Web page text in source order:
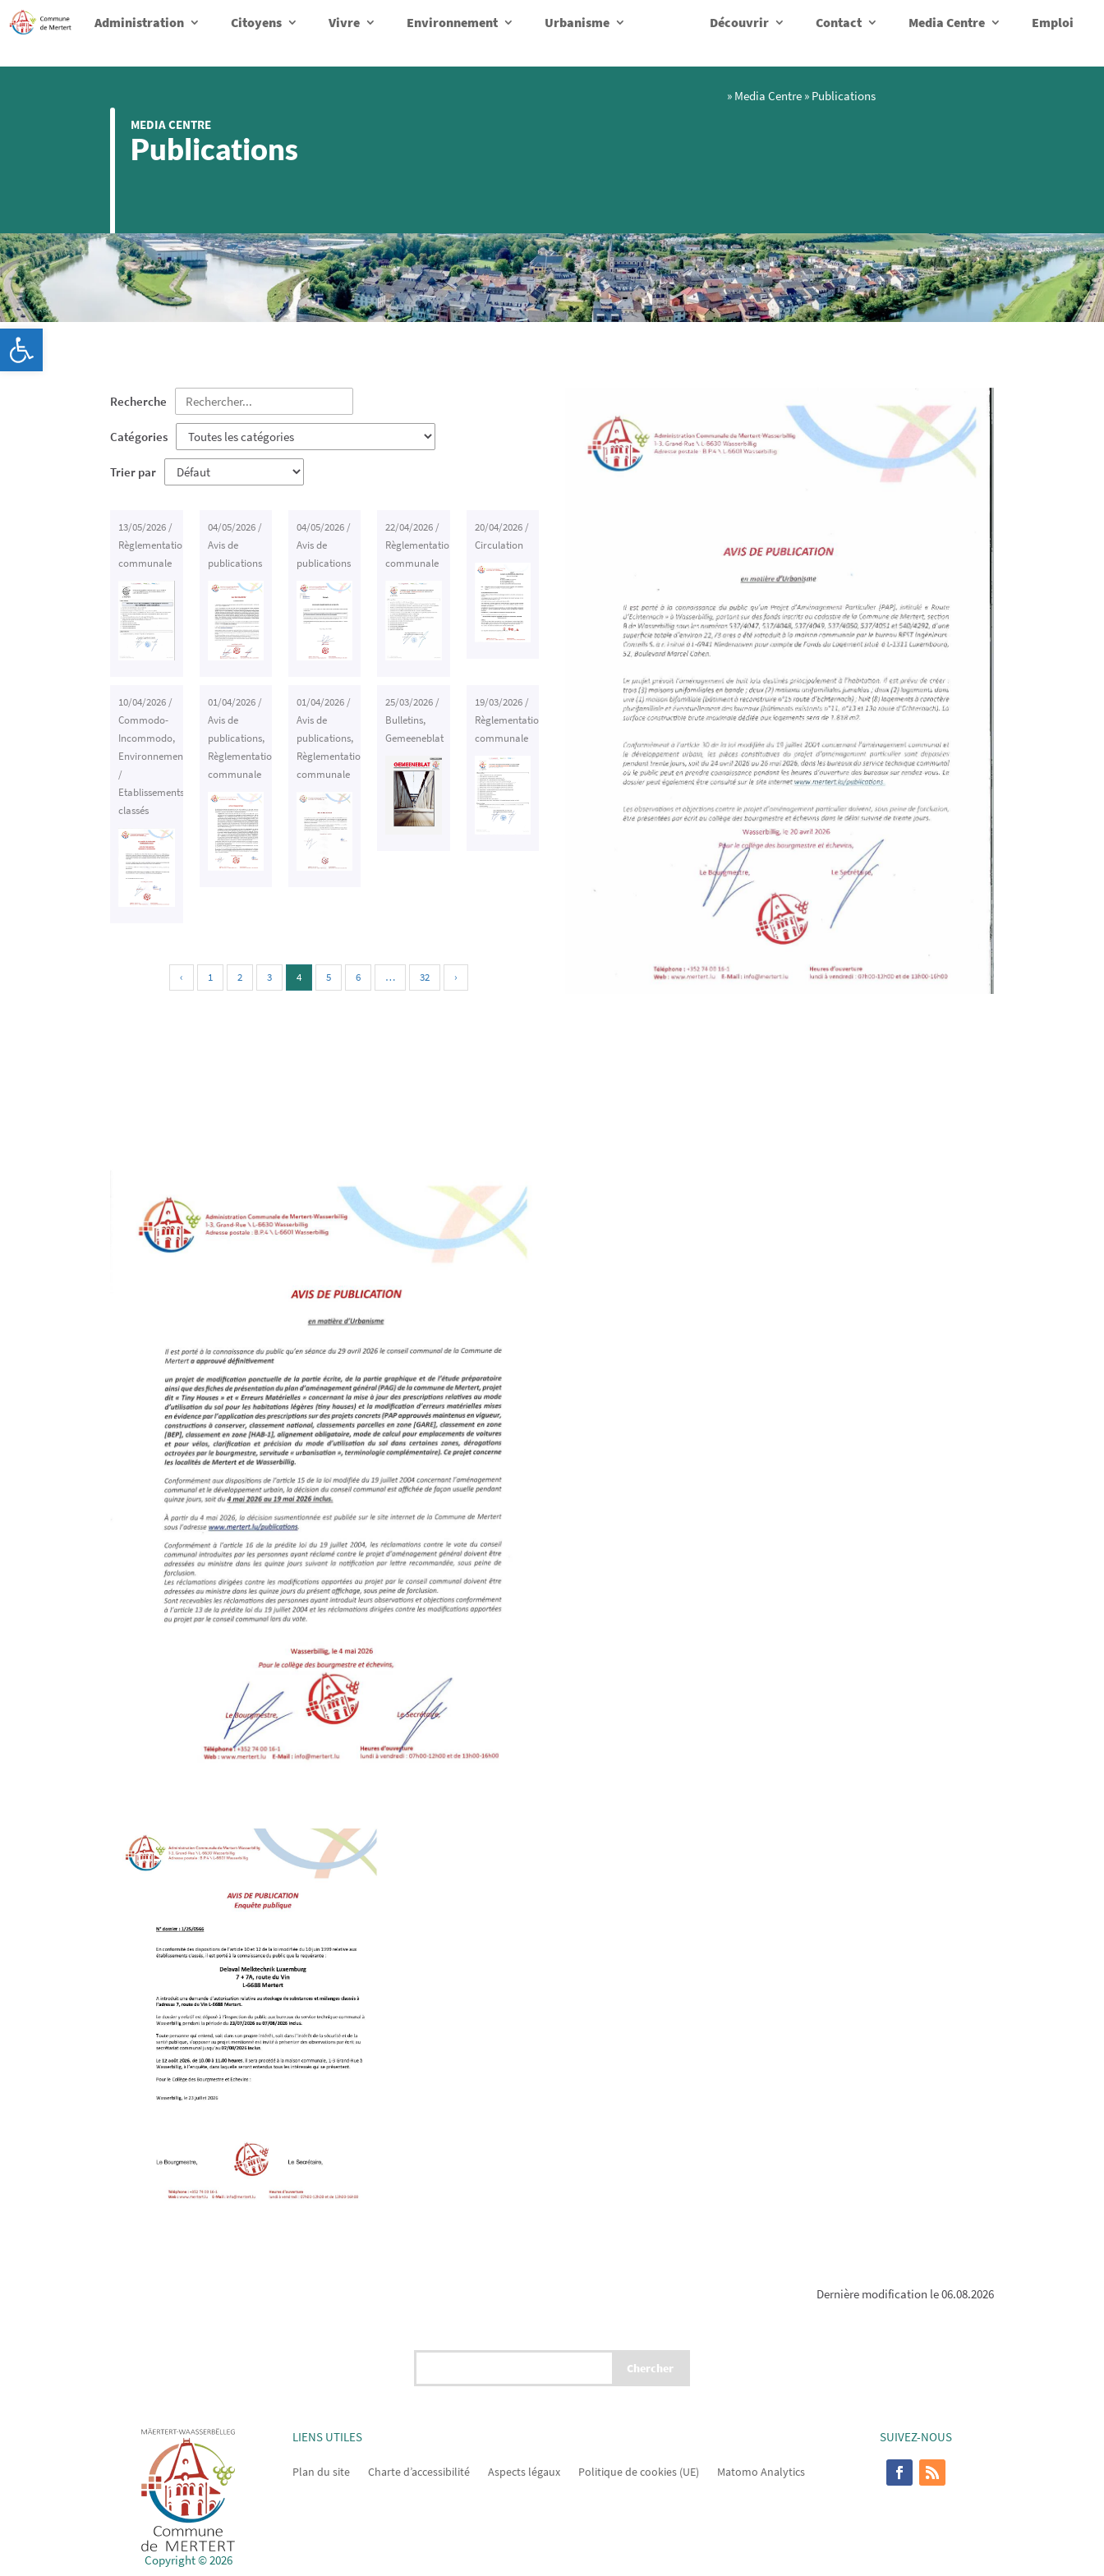
Administration Citoyens Vivre Environnement Urbanisme Découvrir Contact Media Centre Emploi
MEDIA CENTRE
Publications
» Media Centre » Publications
Recherche
Catégories
Trier par
13/05/2026 /
Règlementation
communale
04/05/2026/
Avis de
publications
04/05/2026/
Avis de
publications
22/04/2026 /
Règlementation
communale
20/04/2026/
Circulation
10/04/2026 /
Commodo-
Incommodo,
Environnement
/
Etablissements
classés
01/04/2026/
Avis de
publications,
Règlementation
communale
01/04/2026/
Avis de
publications,
Règlementation
communale
25/03/2026 /
Bulletins,
Gemeeneblat
19/03/2026/
Règlementation
communale
‹ 1 2 3 4 5 6 … 32 ›
Dernière modification le 06.08.2026
Copyright © 2026
LIENS UTILES
Plan du site Charte d’accessibilité Aspects légaux Politique de cookies (UE) Matomo Analytics
SUIVEZ-NOUS
Ouvrir la barre d’outils